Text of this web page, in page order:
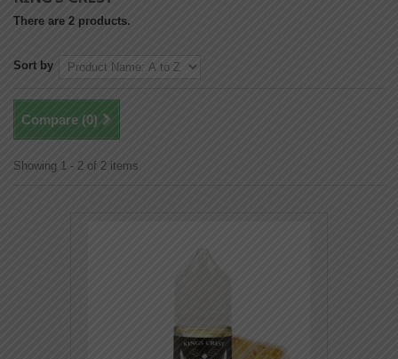
There are 2 products.
Sort by
Compare (0)
Showing 1 - 2 of 2 items